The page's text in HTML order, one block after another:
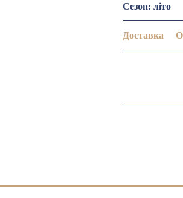
Сезон: літо
Доставка